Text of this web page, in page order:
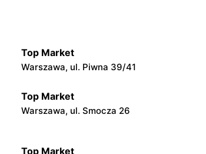
Top Market
Warszawa, ul. Piwna 39/41
Top Market
Warszawa, ul. Smocza 26
Top Market